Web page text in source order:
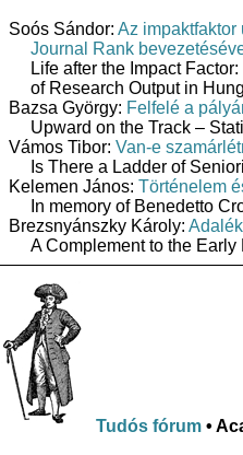
Soós Sándor: Az impaktfaktor
Journal Rank
Life after the Impact
of Research Output in
Bazsa György: Felfelé a
Upward on the Track –
Vámos Tibor: Van-e
Is There a Ladder of
Kelemen János: Történelem
In memory of Benedetto
Brezsnyánszky Károly:
A Complement to the
Tudós fórum •